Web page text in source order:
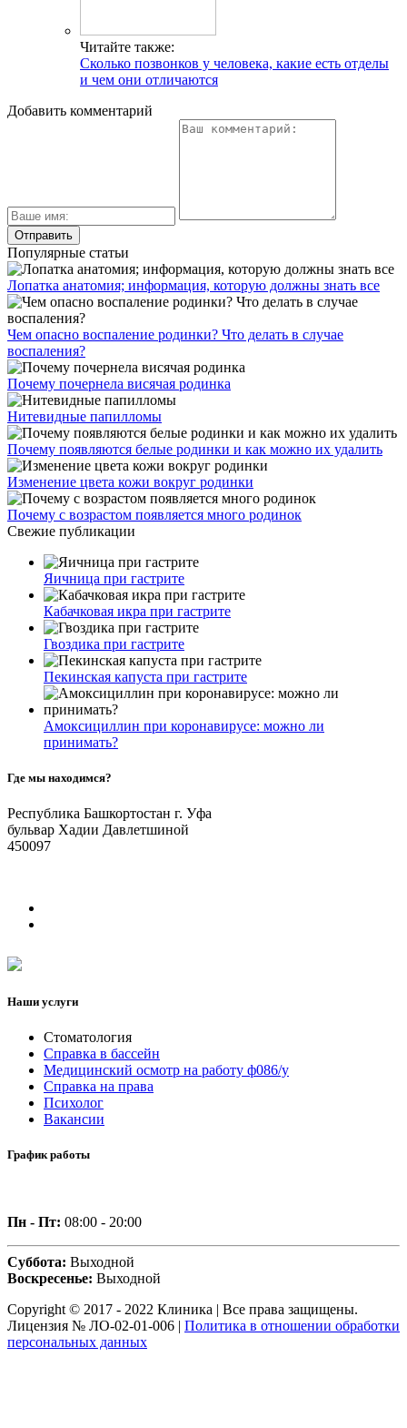
Читайте также:
Сколько позвонков у человека, какие есть отделы
и чем они отличаются
Добавить комментарий
Популярные статьи
Лопатка анатомия; информация, которую должны знать все
Чем опасно воспаление родинки? Что делать в случае
воспаления?
Почему почернела висячая родинка
Нитевидные папилломы
Почему появляются белые родинки и как можно их удалить
Изменение цвета кожи вокруг родинки
Почему с возрастом появляется много родинок
Свежие публикации
Яичница при гастрите
Кабачковая икра при гастрите
Гвоздика при гастрите
Пекинская капуста при гастрите
Амоксициллин при коронавирусе: можно ли
принимать?
Где мы находимся?
Республика Башкортостан г. Уфа
бульвар Хадии Давлетшиной
450097
Наши услуги
Стоматология
Справка в бассейн
Медицинский осмотр на работу ф086/у
Справка на права
Психолог
Вакансии
График работы
Пн - Пт: 08:00 - 20:00
Суббота: Выходной
Воскресенье: Выходной
Copyright © 2017 - 2022 Клиника | Все права защищены.
Лицензия № ЛО-02-01-006 | Политика в отношении обработки
персональных данных